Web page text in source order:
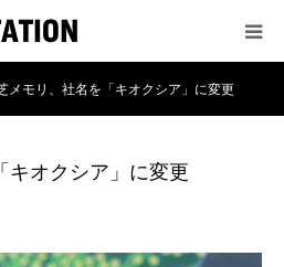
メモリ、社名を「キオクシア」に変更
キオクシア」に変更